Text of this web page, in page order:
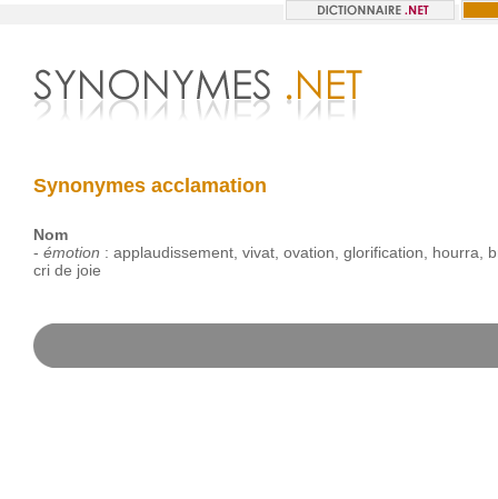
Synonymes acclamation
Nom
- émotion : applaudissement, vivat, ovation glorification hourra
cri de joie